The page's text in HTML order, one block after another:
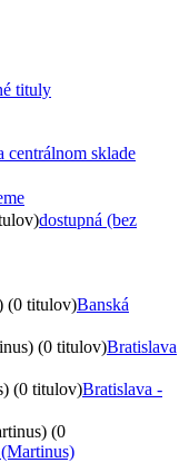
tituly
centrálnom sklade
dostupná (bez
(0 titulov)Banská
(0 titulov)Bratislava
(0 titulov)Bratislava -
(0